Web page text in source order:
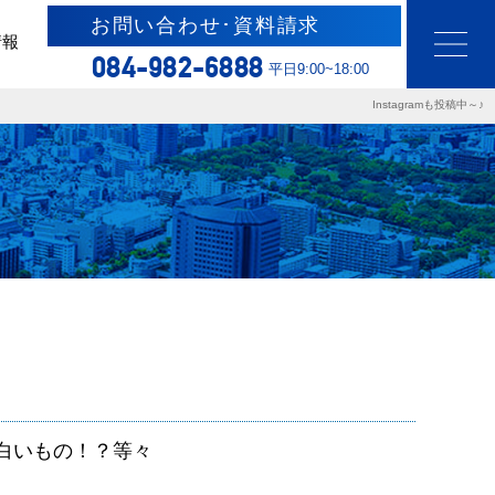
お問い合わせ･資料請求
084-982-6888 平日9:00~18:00
Instagramも投稿中～♪
いもの！？等々